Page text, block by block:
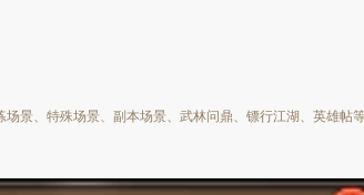
场景、特殊场景、副本场景、武林问鼎、镖行江湖、英雄帖